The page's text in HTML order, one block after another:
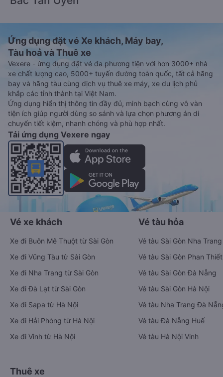
Ứng dụng đặt vé Xe khách, Máy bay,
Tàu hoả và Thuê xe
Vexere - ứng dụng đặt vé đa phương tiện với hơn 3000+ nhà
xe chất lượng cao, 5000+ tuyến đường toàn quốc, tất cả hãng
bay và hãng tàu cùng dịch vụ thuê xe máy, xe du lịch phủ
khắp các tỉnh thành tại Việt Nam.
Ứng dụng hiển thị thông tin đầy đủ, minh bạch cùng vô vàn
tiện ích giúp người dùng so sánh và lựa chọn phương án di
chuyển tiết kiệm, nhanh chóng và phù hợp nhất.
Tải ứng dụng Vexere ngay
Vé xe khách
Xe đi Buôn Mê Thuột từ Sài Gòn
Xe đi Vũng Tàu từ Sài Gòn
Xe đi Nha Trang từ Sài Gòn
Xe đi Đà Lạt từ Sài Gòn
Xe đi Sapa từ Hà Nội
Xe đi Hải Phòng từ Hà Nội
Xe đi Vinh từ Hà Nội
Vé tàu hỏa
Vé tàu Sài Gòn Nha Trang
Vé tàu Sài Gòn Phan Thiết
Vé tàu Sài Gòn Đà Nẵng
Vé tàu Sài Gòn Hà Nội
Vé tàu Nha Trang Đà
Vé tàu Đà Nẵng Huế
Vé tàu Hà Nội Vinh
Thuê xe